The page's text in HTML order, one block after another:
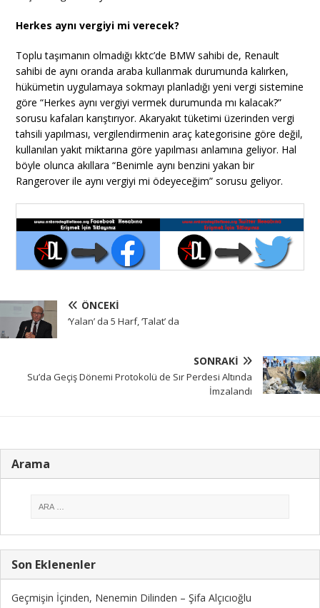
Herkes aynı vergiyi mi verecek?
Toplu taşımanın olmadığı kktc’de BMW sahibi de, Renault
sahibi de aynı oranda araba kullanmak durumunda kalırken,
hükümetin uygulamaya sokmayı planladığı yeni vergi sistemine
göre “Herkes aynı vergiyi vermek durumunda mı kalacak?”
sorusu kafaları karıştırıyor. Akaryakıt tüketimi üzerinden vergi
tahsili yapılması, vergilendirmenin araç kategorisine göre değil,
kullanılan yakıt miktarına göre yapılması anlamına geliyor. Hal
böyle olunca akıllara “Benimle aynı benzini yakan bir
Rangerover ile aynı vergiyi mi ödeyeceğim” sorusu geliyor.
ÖNCEKI
‘Yalan’ da 5 Harf, ‘Talat’ da
SONRAKI
Su’da Geçiş Dönemi Protokolü de Sır Perdesi Altında
İmzalandı
Arama
Son Eklenenler
Geçmişin İçinden, Nenemin Dilinden – Şifa Alçıcıoğlu